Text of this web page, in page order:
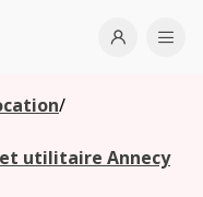
Open
/
utilitaire Annecy